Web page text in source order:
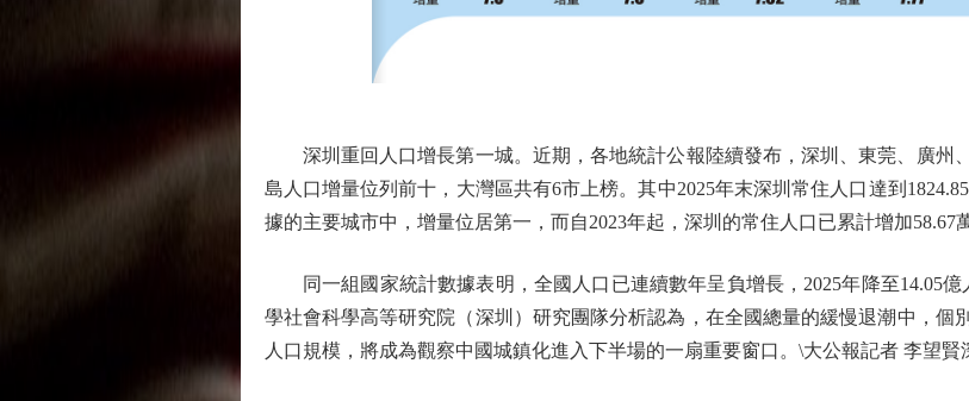
深圳重回人口增長第一城。近期，各地統計公報陸續發布，深圳、東莞、廣州
島人口增量位列前十，大灣區共有6市上榜。其中2025年末深圳常住人口達到
據的主要城市中，增量位居第一，而自2023年起，深圳的常住人口已累計增加58.67
同一組國家統計數據表明，全國人口已連續數年呈負增長，2025年降至14.05億
學社會科學高等研究院（深圳）研究團隊分析認為，在全國總量的緩慢退潮中，個
人口規模，將成為觀察中國城鎮化進入下半場的一扇重要窗口。\大公報記者 李望賢